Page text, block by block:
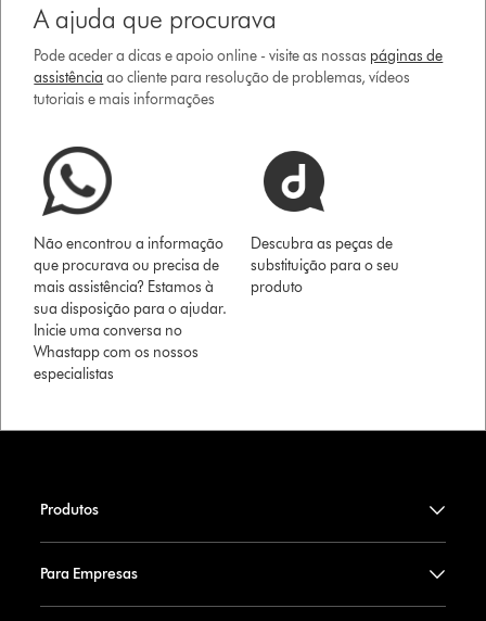
A ajuda que procurava
Pode aceder a dicas e apoio online - visite as nossas páginas de
assistência ao cliente para resolução de problemas, vídeos
tutoriais e mais informações
Não encontrou a informação
que procurava ou precisa de
mais assistência? Estamos à
sua disposição para o ajudar.
Inicie uma conversa no
Whastapp com os nossos
especialistas
Descubra as peças de
substituição para o seu
produto
Produtos
Para Empresas